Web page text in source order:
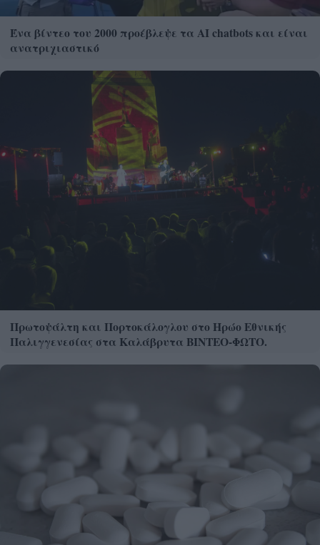
Ένα βίντεο του 2000 προέβλεψε τα AI chatbots και είναι
ανατριχιαστικό
Πρωτοψάλτη και Πορτοκάλογλου στο Ηρώο Εθνικής
Παλιγγενεσίας στα Καλάβρυτα ΒΙΝΤΕΟ-ΦΩΤΟ.